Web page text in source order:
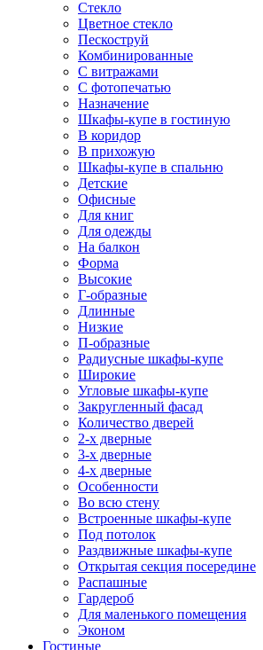
Стекло
Цветное стекло
Пескоструй
Комбинированные
С витражами
С фотопечатью
Назначение
Шкафы-купе в гостиную
В коридор
В прихожую
Шкафы-купе в спальню
Детские
Офисные
Для книг
Для одежды
На балкон
Форма
Высокие
Г-образные
Длинные
Низкие
П-образные
Радиусные шкафы-купе
Широкие
Угловые шкафы-купе
Закругленный фасад
Количество дверей
2-х дверные
3-х дверные
4-х дверные
Особенности
Во всю стену
Встроенные шкафы-купе
Под потолок
Раздвижные шкафы-купе
Открытая секция посередине
Распашные
Гардероб
Для маленького помещения
Эконом
Гостиные